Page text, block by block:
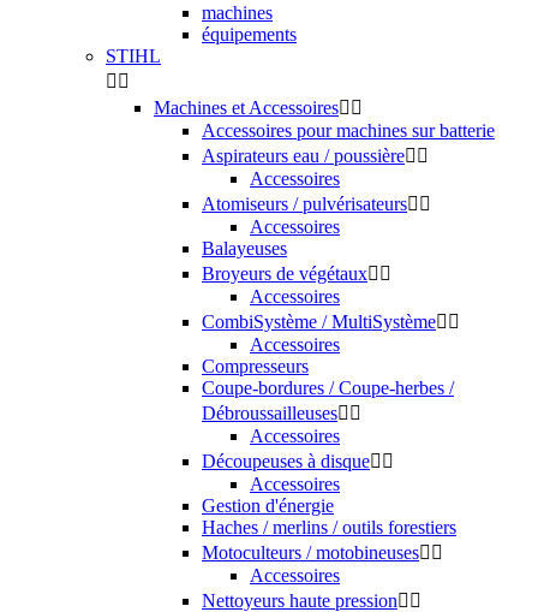
machines
équipements
STIHL
 
Machines et Accessoires 
Accessoires pour machines sur batterie
Aspirateurs eau / poussière 
Accessoires
Atomiseurs / pulvérisateurs 
Accessoires
Balayeuses
Broyeurs de végétaux 
Accessoires
CombiSystème / MultiSystème 
Accessoires
Compresseurs
Coupe-bordures / Coupe-herbes /
Débroussailleuses 
Accessoires
Découpeuses à disque 
Accessoires
Gestion d'énergie
Haches / merlins / outils forestiers
Motoculteurs / motobineuses 
Accessoires
Nettoyeurs haute pression 